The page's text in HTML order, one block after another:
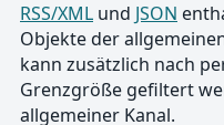
RSS/XML und JSON
Objekte der
kann zusätzlich nach
Grenzgröße gefiltert
allgemeiner Kanal.